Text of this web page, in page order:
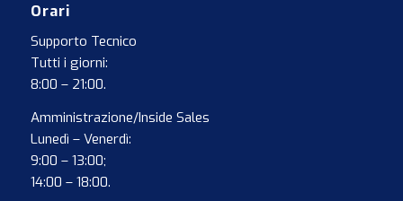
Orari
Supporto Tecnico
Tutti i giorni:
8:00 – 21:00.
Amministrazione/Inside Sales
Lunedì – Venerdì:
9:00 – 13:00;
14:00 – 18:00.